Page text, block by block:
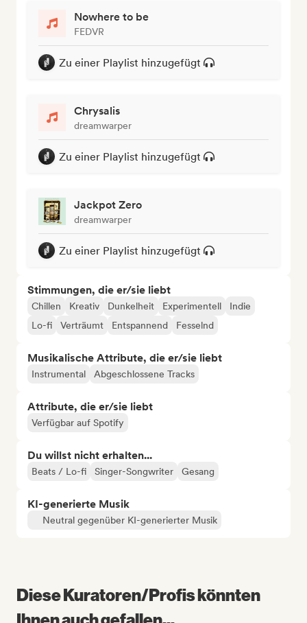
Nowhere to be
FEDVR
Zu einer Playlist hinzugefügt
Chrysalis
dreamwarper
Zu einer Playlist hinzugefügt
Jackpot Zero
dreamwarper
Zu einer Playlist hinzugefügt
Stimmungen, die er/sie liebt
Chillen Kreativ Dunkelheit Experimentell
Indie
Lo-fi
Verträumt Entspannend Fesselnd
Musikalische Attribute, die er/sie liebt
Instrumental Abgeschlossene Tracks
Attribute, die er/sie liebt
Verfügbar auf Spotify
Du willst nicht erhalten...
Beats / Lo-fi Singer-Songwriter Gesang
KI-generierte Musik
Neutral gegenüber KI-generierter Musik
Diese Kuratoren/Profis könnten
Ihnen auch gefallen...